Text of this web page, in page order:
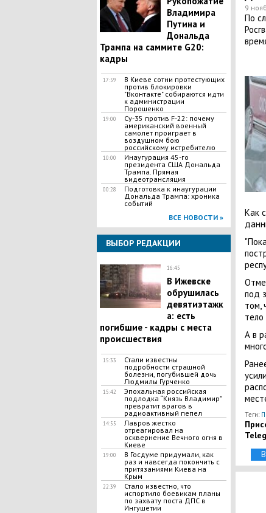
Владимира
Путина и
Дональда
Трампа на саммите G20:
кадры
17:59
В Киеве сотни протестующих
против блокировки
"Вконтакте" собираются идти
к администрации
Порошенко
19:00
Су-35 против F-22: почему
американский военный
самолет проиграет в
воздушном бою
российскому истребителю
10:00
Инаугурация 45-го
президента США Дональда
Трампа. Прямая
видеотрансляция
00:28
Подготовка к инаугурации
Дональда Трампа: хроника
событий
ВСЕ НОВОСТИ »
ВЫБОР РЕДАКЦИИ
16:45
В Ижевске
обрушилась
девятиэтажк
а: есть
погибшие - кадры с места
происшествия
15:33
Стали известны
подробности страшной
болезни, погубившей дочь
Людмилы Гурченко
15:42
Эпохальная российская
подлодка “Князь Владимир”
превратит врагов в
радиоактивный пепел
14:55
Лавров жестко
отреагировал на
осквернение Вечного огня в
Киеве
19:00
В Госдуме придумали, как
раз и навсегда покончить с
притязаниями Киева на
Крым
22:39
Стало известно, что
испортило боевикам планы
по захвату поста ДПС в
Ингушетии
9
По
Как
под
том,
А в
Теги: